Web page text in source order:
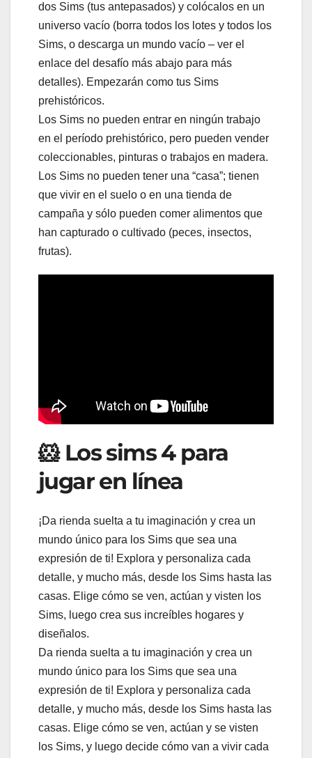
dos Sims (tus antepasados) y colócalos en un
universo vacío (borra todos los lotes y todos los
Sims, o descarga un mundo vacío – ver el
enlace del desafío más abajo para más
detalles). Empezarán como tus Sims
prehistóricos.
Los Sims no pueden entrar en ningún trabajo
en el período prehistórico, pero pueden vender
coleccionables, pinturas o trabajos en madera.
Los Sims no pueden tener una “casa”; tienen
que vivir en el suelo o en una tienda de
campaña y sólo pueden comer alimentos que
han capturado o cultivado (peces, insectos,
frutas).
🐹 Los sims 4 para
jugar en línea
¡Da rienda suelta a tu imaginación y crea un
mundo único para los Sims que sea una
expresión de ti! Explora y personaliza cada
detalle, y mucho más, desde los Sims hasta las
casas. Elige cómo se ven, actúan y visten los
Sims, luego crea sus increíbles hogares y
diseñalos.
Da rienda suelta a tu imaginación y crea un
mundo único para los Sims que sea una
expresión de ti! Explora y personaliza cada
detalle, y mucho más, desde los Sims hasta las
casas. Elige cómo se ven, actúan y se visten
los Sims, y luego decide cómo van a vivir cada